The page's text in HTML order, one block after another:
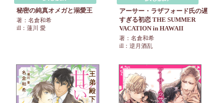
秘密の純真オメガと溺愛王
著：名倉和希
ill：蓮川 愛
アーサー・ラザフォード氏の遅
すぎる初恋 THE SUMMER
VACATION in HAWAII
著：名倉和希
ill：逆月酒乱